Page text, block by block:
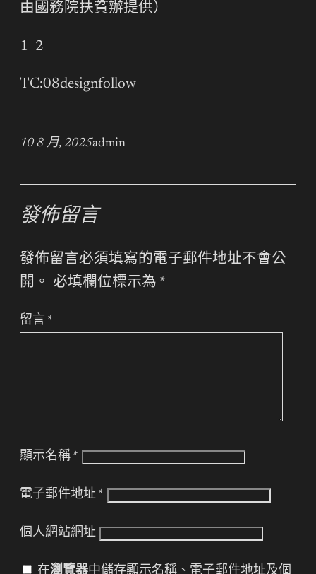
由國務院扶貧辦提供）
1 2
TC:08designfollow
10 8 月, 2025admin
發佈留言
發佈留言必須填寫的電子郵件地址不會公
開。 必填欄位標示為 *
留言 *
顯示名稱 *
電子郵件地址 *
個人網站網址
在瀏覽器中儲存顯示名稱、電子郵件地址及個